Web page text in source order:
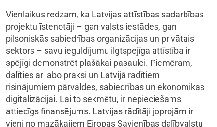
Vienlaikus redzam, ka Latvijas attīstības sadarbības
projektu īstenotāji – gan valsts iestādes, gan
pilsoniskās sabiedrības organizācijas un privātais
sektors – savu ieguldījumu ilgtspējīgā attīstībā ir
spējīgi demonstrēt plašākai pasaulei. Piemēram,
dalīties ar labo praksi un Latvijā radītiem
risinājumiem pārvaldes, sabiedrības un ekonomikas
digitalizācijai. Lai to sekmētu, ir nepieciešams
attiecīgs finansējums. Latvijas rādītāji joprojām ir
vieni no mazākajiem Eiropas Savienības dalībvalstu